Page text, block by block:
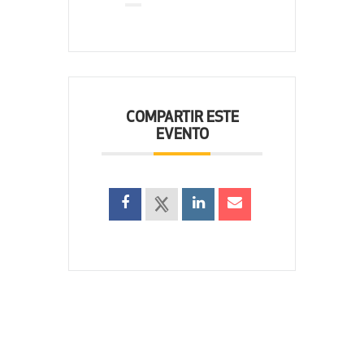
COMPARTIR ESTE
EVENTO